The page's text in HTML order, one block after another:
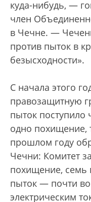
куда-нибудь, —
член
в Чечне. —
против пыток в
безысходности».
С начала этого
правозащитную
пыток
одно похищение,
прошлом году
Чечни: Комитет
похищение, семь
пыток — почти
электрическим